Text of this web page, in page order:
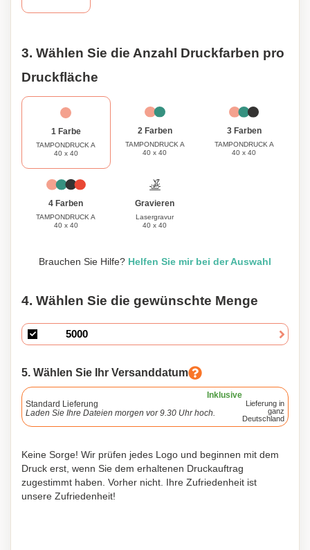
3. Wählen Sie die Anzahl Druckfarben pro
Druckfläche
1 Farbe
TAMPONDRUCK A
40 x 40
2 Farben
TAMPONDRUCK A
40 x 40
3 Farben
TAMPONDRUCK A
40 x 40
4 Farben
TAMPONDRUCK A
40 x 40
Gravieren
Lasergravur
40 x 40
Brauchen Sie Hilfe? Helfen Sie mir bei der Auswahl
4. Wählen Sie die gewünschte Menge
5. Wählen Sie Ihr Versanddatum
Inklusive
Standard Lieferung
Laden Sie Ihre Dateien morgen vor 9.30 Uhr hoch.
Lieferung in
ganz
Deutschland
Keine Sorge! Wir prüfen jedes Logo und beginnen mit dem
Druck erst, wenn Sie dem erhaltenen Druckauftrag
zugestimmt haben. Vorher nicht. Ihre Zufriedenheit ist
unsere Zufriedenheit!